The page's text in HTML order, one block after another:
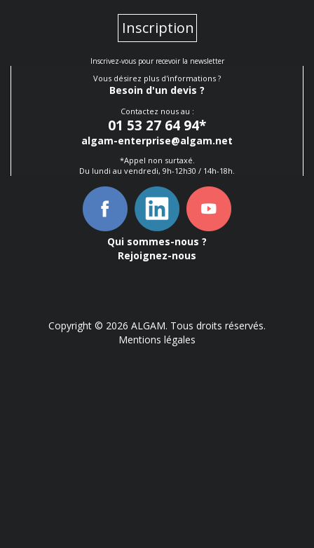
Inscription
Inscrivez-vous pour recevoir la newsletter
Vous désirez plus d'informations ?
Besoin d'un devis ?
Contactez nous au :
01 53 27 64 94*
algam-enterprise@algam.net
*Appel non surtaxé.
Du lundi au vendredi, 9h-12h30 / 14h-18h.
Qui sommes-nous ?
Rejoignez-nous
Copyright © 2026 ALGAM. Tous droits réservés.
Mentions légales